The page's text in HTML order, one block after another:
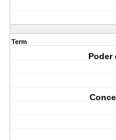
Term
Poder